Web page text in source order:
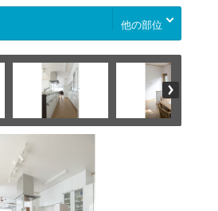
他の部位